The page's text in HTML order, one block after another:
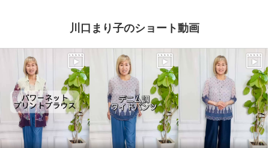
川口まり子のショート動画